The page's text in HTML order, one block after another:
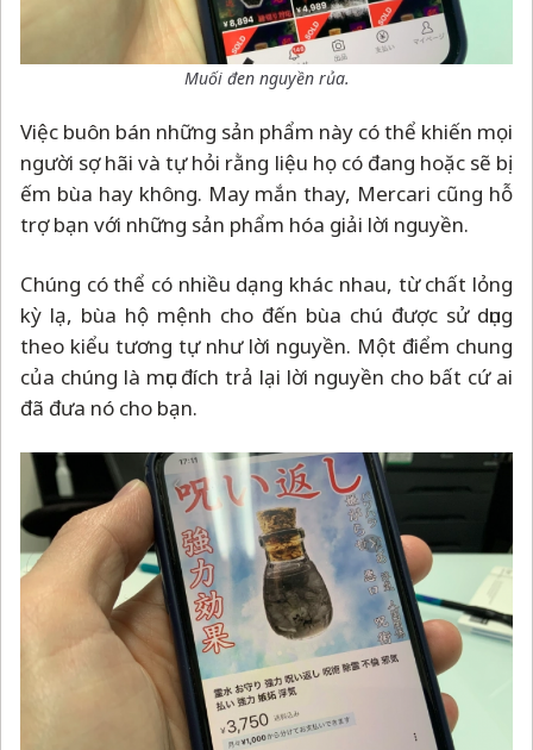
Muối đen nguyền rủa.
Việc buôn bán những sản phẩm này có thể khiến mọi
người sợ hãi và tự hỏi rằng liệu họ có đang hoặc sẽ bị
ếm bùa hay không. May mắn thay, Mercari cũng hỗ
trợ bạn với những sản phẩm hóa giải lời nguyền.
Chúng có thể có nhiều dạng khác nhau, từ chất lỏng
kỳ lạ, bùa hộ mệnh cho đến bùa chú được sử dụng
theo kiểu tương tự như lời nguyền. Một điểm chung
của chúng là mục đích trả lại lời nguyền cho bất cứ ai
đã đưa nó cho bạn.